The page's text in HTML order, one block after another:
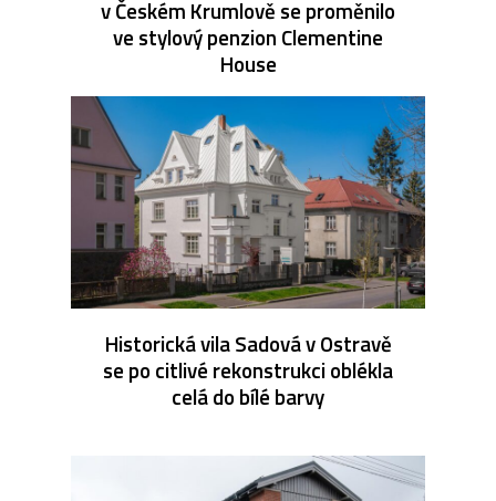
v Českém Krumlově se proměnilo
ve stylový penzion Clementine
House
Historická vila Sadová v Ostravě
se po citlivé rekonstrukci oblékla
celá do bílé barvy